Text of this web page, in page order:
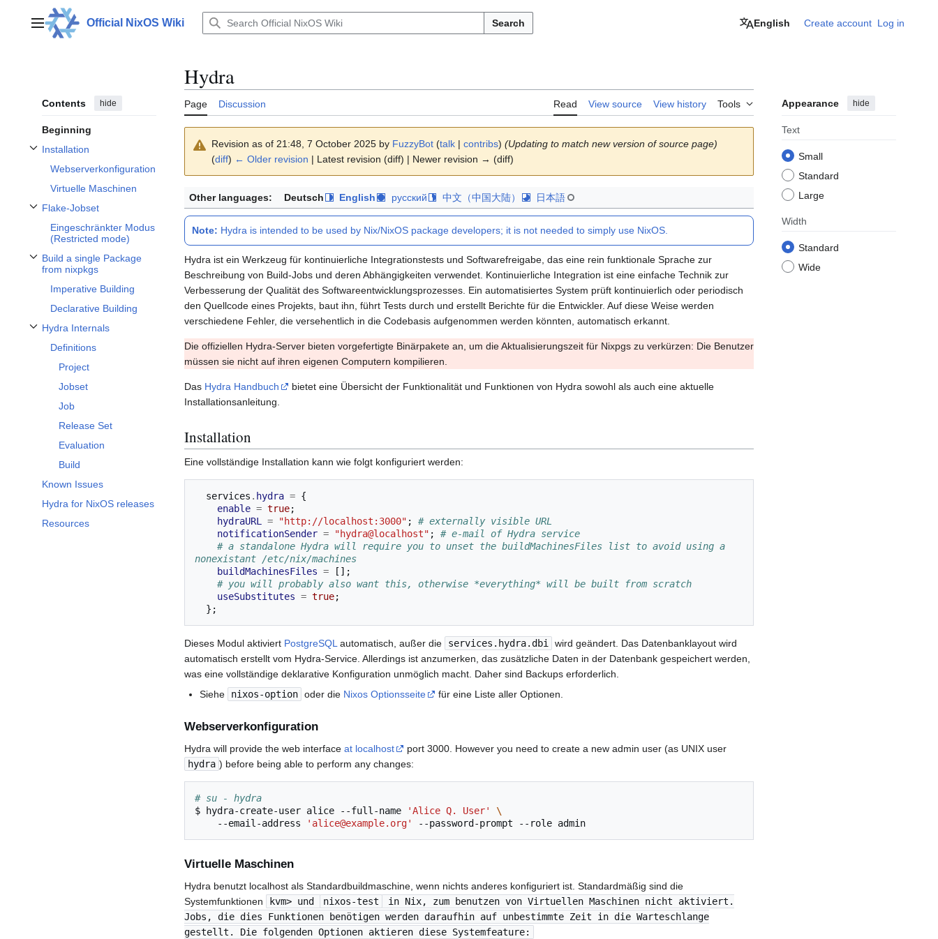
contentMain menuOfficial NixOS Wiki Search English Create account Log in
Contents hide
Beginning
Installation
Toggle Installation subsection
Webserverkonfiguration
Virtuelle Maschinen
Flake-Jobset
Toggle Flake-Jobset subsection
Eingeschränkter Modus
(Restricted mode)
Build a single Package
from nixpkgs
Toggle Build a single Package from nixpkgs subsection
Imperative Building
Declarative Building
Hydra Internals
Toggle Hydra Internals subsection
Definitions
Project
Jobset
Job
Release Set
Evaluation
Build
Known Issues
Hydra for NixOS releases
Resources
Hydra
Page Discussion Read View source View history Tools Appearance hide
Text
Small
Standard
Large
Width
Standard
Wide
Revision as of 21:48, 7 October 2025 by FuzzyBot (talk | contribs) (Updating to match new version of source page)
(diff) ← Older revision | Latest revision (diff) | Newer revision → (diff)
Other languages: Deutsch English русский 中文（中国大陆） 日本語
Note: Hydra is intended to be used by Nix/NixOS package developers; it is not needed to simply use NixOS.
Hydra ist ein Werkzeug für kontinuierliche Integrationstests und Softwarefreigabe, das eine rein funktionale Sprache zur
Beschreibung von Build-Jobs und deren Abhängigkeiten verwendet. Kontinuierliche Integration ist eine einfache Technik zur
Verbesserung der Qualität des Softwareentwicklungsprozesses. Ein automatisiertes System prüft kontinuierlich oder periodisch
den Quellcode eines Projekts, baut ihn, führt Tests durch und erstellt Berichte für die Entwickler. Auf diese Weise werden
verschiedene Fehler, die versehentlich in die Codebasis aufgenommen werden könnten, automatisch erkannt.
Die offiziellen Hydra-Server bieten vorgefertigte Binärpakete an, um die Aktualisierungszeit für Nixpgs zu verkürzen: Die Benutzer
müssen sie nicht auf ihren eigenen Computern kompilieren.
Das Hydra Handbuch
bietet eine Übersicht der Funktionalität und Funktionen von Hydra sowohl als auch eine aktuelle
Installationsanleitung.
Installation
Eine vollständige Installation kann wie folgt konfiguriert werden:
  services
. hydra = {
enable = true;
hydraURL = "http://localhost:3000" ;
# externally visible URL
notificationSender = "hydra@localhost" ;
# e-mail of Hydra service
# a standalone Hydra will require you to unset the buildMachinesFiles list to avoid using a
nonexistant /etc/nix/machines
buildMachinesFiles =
[];
# you will probably also want this, otherwise *everything* will be built from scratch
useSubstitutes = true;
};
Dieses Modul aktiviert PostgreSQLautomatisch, außer die services.hydra.dbi wird geändert. Das Datenbanklayout wird
automatisch erstellt vom Hydra-Service. Allerdings ist anzumerken, das zusätzliche Daten in der Datenbank gespeichert werden,
was eine vollständige deklarative Konfiguration unmöglich macht. Daher sind Backups erforderlich.
Siehe
nixos-option oder die Nixos Optionsseite für eine Liste aller Optionen.
Webserverkonfiguration
Hydra will provide the web interface at localhost
port 3000. However you need to create a new admin user (as UNIX user
hydra ) before being able to perform any changes:
# su - hydra
$
hydra-create-user alice --full-name 'Alice Q. User'
\
--email-address
'alice@example.org' --password-prompt --role
Virtuelle Maschinen
Hydra benutzt localhost als Standardbuildmaschine, wenn nichts anderes konfiguriert ist. Standardmäßig sind die
Systemfunktionen
kvm> und nixos-test
in Nix, zum benutzen von Virtuellen Maschinen nicht aktiviert.
Jobs, die dies Funktionen benötigen werden daraufhin auf unbestimmte Zeit in die Warteschlange
gestellt. Die folgenden Optionen aktieren diese Systemfeature: